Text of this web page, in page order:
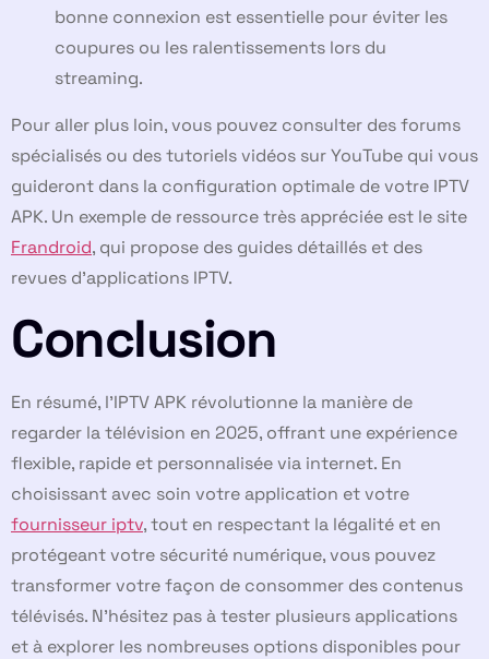
bonne connexion est essentielle pour éviter les
coupures ou les ralentissements lors du
streaming.
Pour aller plus loin, vous pouvez consulter des forums
spécialisés ou des tutoriels vidéos sur YouTube qui vous
guideront dans la configuration optimale de votre IPTV
APK. Un exemple de ressource très appréciée est le site
Frandroid, qui propose des guides détaillés et des
revues d’applications IPTV.
Conclusion
En résumé, l’IPTV APK révolutionne la manière de
regarder la télévision en 2025, offrant une expérience
flexible, rapide et personnalisée via internet. En
choisissant avec soin votre application et votre
fournisseur iptv, tout en respectant la légalité et en
protégeant votre sécurité numérique, vous pouvez
transformer votre façon de consommer des contenus
télévisés. N’hésitez pas à tester plusieurs applications
et à explorer les nombreuses options disponibles pour